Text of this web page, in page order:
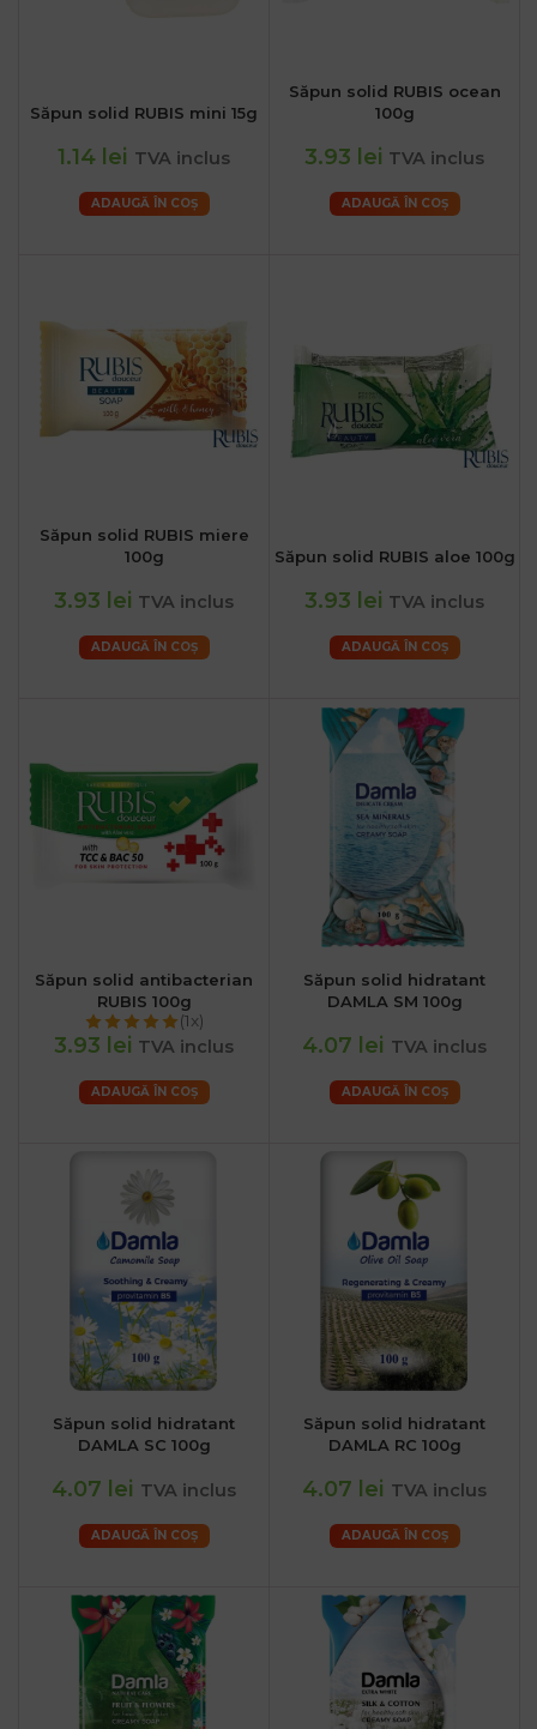
Săpun solid RUBIS mini 15g
1.14 lei TVA inclus
ADAUGĂ ÎN COȘ
Săpun solid RUBIS ocean
100g
3.93 lei TVA inclus
ADAUGĂ ÎN COȘ
Săpun solid RUBIS miere
100g
3.93 lei TVA inclus
ADAUGĂ ÎN COȘ
Săpun solid RUBIS aloe 100g
3.93 lei TVA inclus
ADAUGĂ ÎN COȘ
Săpun solid antibacterian
RUBIS 100g
(1x)
3.93 lei TVA inclus
ADAUGĂ ÎN COȘ
Săpun solid hidratant
DAMLA SM 100g
4.07 lei TVA inclus
ADAUGĂ ÎN COȘ
Săpun solid hidratant
DAMLA SC 100g
4.07 lei TVA inclus
ADAUGĂ ÎN COȘ
Săpun solid hidratant
DAMLA RC 100g
4.07 lei TVA inclus
ADAUGĂ ÎN COȘ